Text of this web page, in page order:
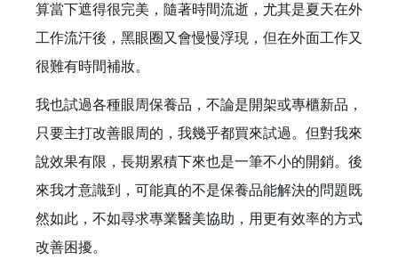
算當下遮得很完美，隨著時間流逝，尤其是夏天在外
工作流汗後，黑眼圈又會慢慢浮現，但在外面工作又
很難有時間補妝。
我也試過各種眼周保養品，不論是開架或專櫃新品，
只要主打改善眼周的，我幾乎都買來試過。但對我來
說效果有限，長期累積下來也是一筆不小的開銷。後
來我才意識到，可能真的不是保養品能解決的問題既
然如此，不如尋求專業醫美協助，用更有效率的方式
改善困擾。